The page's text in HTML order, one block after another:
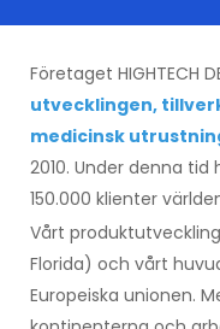
Företaget HIGHTECH
utvecklingen,
medicinsk
2010. Under denna
150.000 klienter
Vårt
Florida) och vårt
Europeiska unionen.